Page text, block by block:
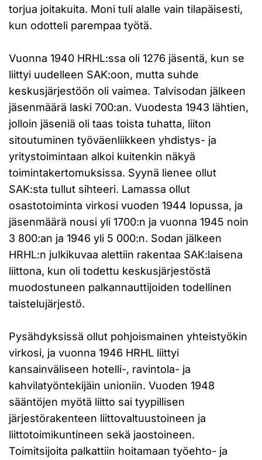
torjua joitakuita. Moni tuli alalle vain tilapäisesti,
kun odotteli parempaa työtä.
Vuonna 1940 HRHL:ssa oli 1276 jäsentä, kun se
liittyi uudelleen SAK:oon, mutta suhde
keskusjärjestöön oli vaimea. Talvisodan jälkeen
jäsenmäärä laski 700:an. Vuodesta 1943 lähtien,
jolloin jäseniä oli taas toista tuhatta, liiton
sitoutuminen työväenliikkeen yhdistys- ja
yritystoimintaan alkoi kuitenkin näkyä
toimintakertomuksissa. Syynä lienee ollut
SAK:sta tullut sihteeri. Lamassa ollut
osastotoiminta virkosi vuoden 1944 lopussa, ja
jäsenmäärä nousi yli 1700:n ja vuonna 1945 noin
3 800:an ja 1946 yli 5 000:n. Sodan jälkeen
HRHL:n julkikuvaa alettiin rakentaa SAK:laisena
liittona, kun oli todettu keskusjärjestöstä
muodostuneen palkannauttijoiden todellinen
taistelujärjestö.
Pysähdyksissä ollut pohjoismainen yhteistyökin
virkosi, ja vuonna 1946 HRHL liittyi
kansainväliseen hotelli-, ravintola- ja
kahvilatyöntekijäin unioniin. Vuoden 1948
sääntöjen myötä liitto sai tyypillisen
järjestörakenteen liittovaltuustoineen ja
liittotoimikuntineen sekä jaostoineen.
Toimitsijoita palkattiin hoitamaan työehto- ja